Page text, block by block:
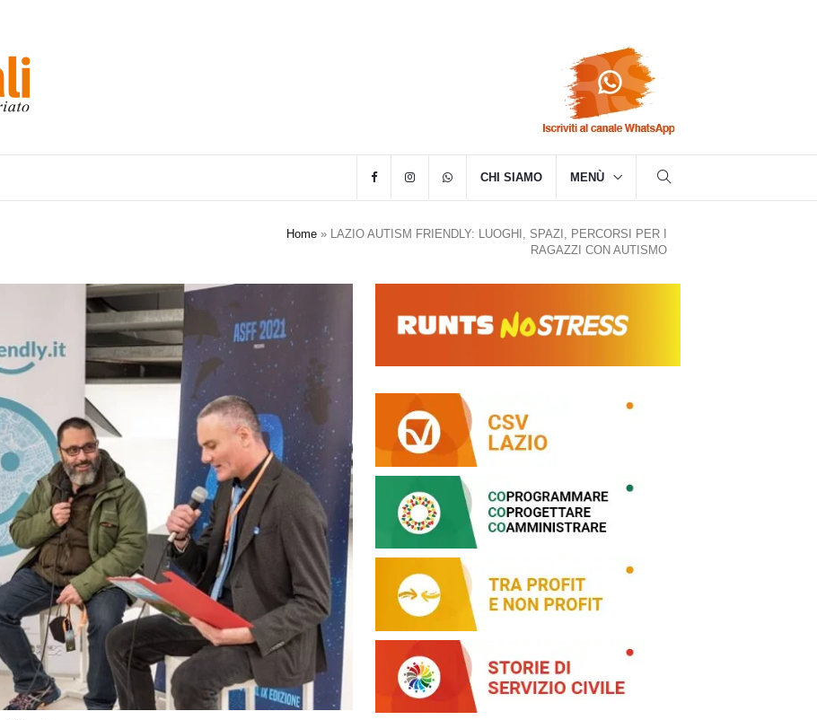
CHI SIAMO MENÙ
Home » LAZIO AUTISM FRIENDLY: LUOGHI, SPAZI, PERCORSI PER I
RAGAZZI CON AUTISMO